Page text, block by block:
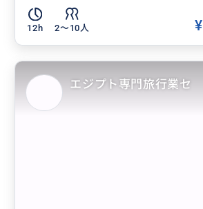
12h 2〜10人 ¥
エジプト専門旅行業セ